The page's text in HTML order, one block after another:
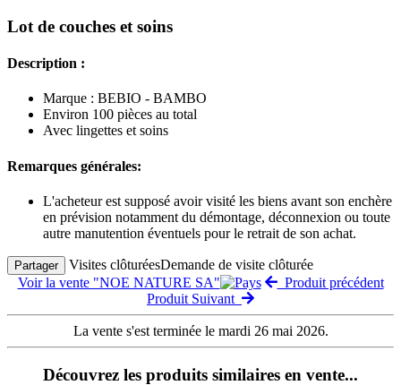
Lot de couches et soins
Description :
Marque : BEBIO - BAMBO
Environ 100 pièces au total
Avec lingettes et soins
Remarques générales:
L'acheteur est supposé avoir visité les biens avant son enchère
en prévision notamment du démontage, déconnexion ou toute
autre manutention éventuels pour le retrait de son achat.
Partager Visites clôturéesDemande de visite clôturée
Voir la vente "NOE NATURE SA"
Produit précédent
Produit Suivant
La vente s'est terminée le mardi 26 mai 2026.
Découvrez les produits similaires en vente...